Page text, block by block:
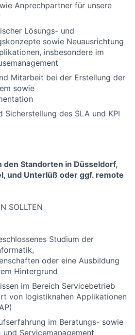
Anprechpartner für unsere
Lösungs- und
sowie Neuausrichtung
insbesondere im
Mitarbeit bei der Erstellung der
sowie
Sicherstellung des SLA und KPI
den Standorten in Düsseldorf,
und Unterlüß oder ggf. remote
SOLLTEN
Studium der
oder eine Ausbildung
Hintergrund
im Bereich Servicebetrieb
von logistiknahen Applikationen
im Beratungs- sowie
Servicemanagement